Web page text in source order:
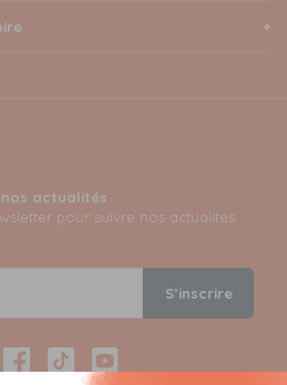
nos actualités
pour suivre nos actualités
S’inscrire
Facebook
TikTokYouTube